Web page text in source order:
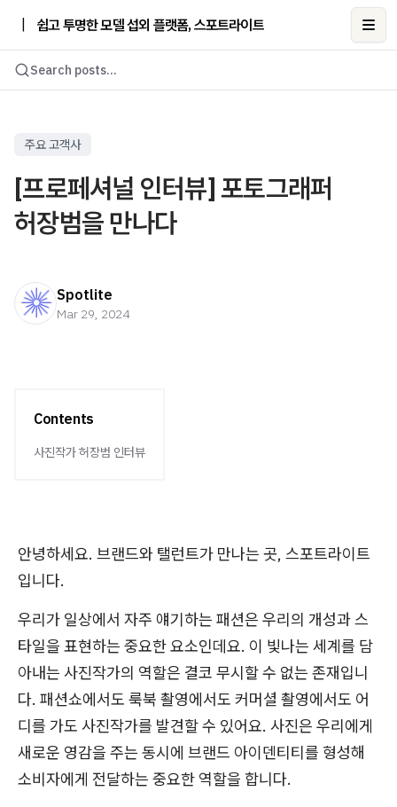
쉽고 투명한 모델 섭외 플랫폼, 스포트라이트
Search posts...
주요 고객사
[프로페셔널 인터뷰] 포토그래퍼
허장범을 만나다
Spotlite
Mar 29, 2024
Contents
사진작가 허장범 인터뷰
안녕하세요. 브랜드와 탤런트가 만나는 곳, 스포트라이트
입니다.
우리가 일상에서 자주 얘기하는 패션은 우리의 개성과 스
타일을 표현하는 중요한 요소인데요. 이 빛나는 세계를 담
아내는 사진작가의 역할은 결코 무시할 수 없는 존재입니
다. 패션쇼에서도 룩북 촬영에서도 커머셜 촬영에서도 어
디를 가도 사진작가를 발견할 수 있어요. 사진은 우리에게
새로운 영감을 주는 동시에 브랜드 아이덴티티를 형성해
소비자에게 전달하는 중요한 역할을 합니다.